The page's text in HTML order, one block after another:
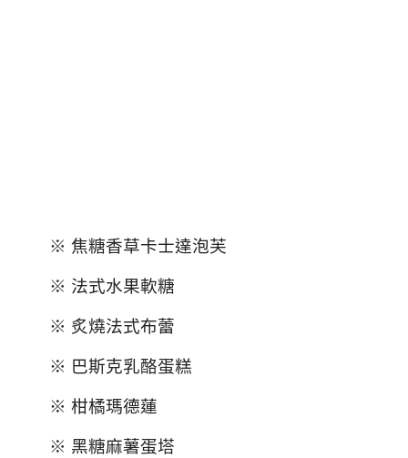
※ 焦糖香草卡士達泡芙
※ 法式水果軟糖
※ 炙燒法式布蕾
※ 巴斯克乳酪蛋糕
※ 柑橘瑪德蓮
※ 黑糖麻薯蛋塔